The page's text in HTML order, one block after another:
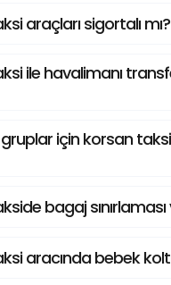
araçları sigortalı mı?
ile havalimanı
gruplar için korsan
bagaj sınırlaması
aracında bebek